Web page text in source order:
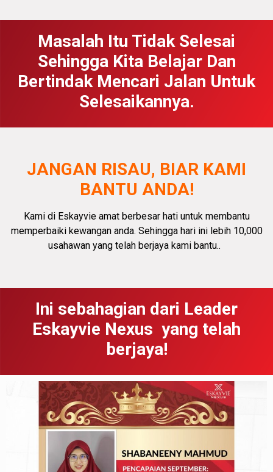
Masalah Itu Tidak Selesai
Sehingga Kita Belajar Dan
Bertindak Mencari Jalan Untuk
Selesaikannya.
JANGAN RISAU, BIAR KAMI
BANTU ANDA!
Kami di Eskayvie amat berbesar hati untuk membantu
memperbaiki kewangan anda. Sehingga hari ini lebih 10,000
usahawan yang telah berjaya kami bantu..
Ini sebahagian dari Leader
Eskayvie Nexus yang telah
berjaya!